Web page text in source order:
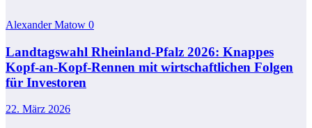
Alexander Matow 0
Landtagswahl Rheinland-Pfalz 2026: Knappes
Kopf-an-Kopf-Rennen mit wirtschaftlichen Folgen
für Investoren
22. März 2026